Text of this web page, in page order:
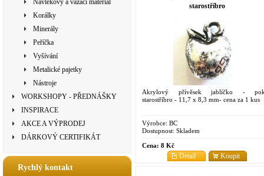
Návlekový a vázací materiál
Korálky
Minerály
Peříčka
Vyšívání
Metalické pajetky
Nástroje
WORKSHOPY - PŘEDNÁŠKY
INSPIRACE
AKCE A VÝPRODEJ
DÁRKOVÝ CERTIFIKÁT
Rychlý kontakt
starostříbro
Akrylový přívěsek jablíčko -
starostříbro - 11,7 x 8,3 mm- cena za 1 kus
Výrobce: BC
Dostupnost: Skladem
Cena: 8 Kč
Koupit
Detail